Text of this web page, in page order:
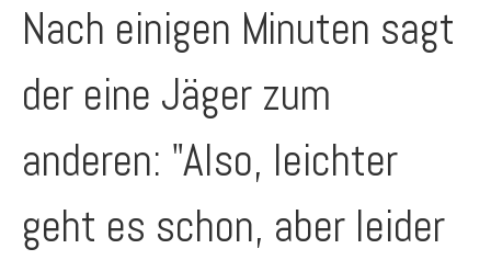
Nach einigen Minuten sagt
der eine Jäger zum
anderen: "Also, leichter
geht es schon, aber leider